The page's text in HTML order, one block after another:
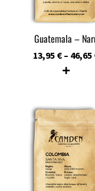
Guatemala –
13,95 € – 46,65